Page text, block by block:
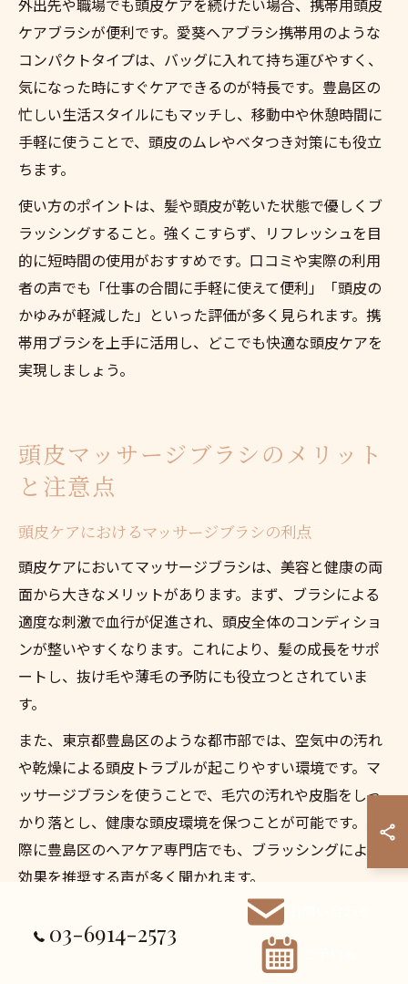
ケアブラシが便利です。愛葵ヘアブラシ携帯用のような
コンパクトタイプは、バッグに入れて持ち運びやすく、
気になった時にすぐケアできるのが特長です。豊島区の
忙しい生活スタイルにもマッチし、移動中や休憩時間に
手軽に使うことで、頭皮のムレやベタつき対策にも役立
ちます。
使い方のポイントは、髪や頭皮が乾いた状態で優しくブ
ラッシングすること。強くこすらず、リフレッシュを目
的に短時間の使用がおすすめです。口コミや実際の利用
者の声でも「仕事の合間に手軽に使えて便利」「頭皮の
かゆみが軽減した」といった評価が多く見られます。携
帯用ブラシを上手に活用し、どこでも快適な頭皮ケアを
実現しましょう。
頭皮マッサージブラシのメリット
と注意点
頭皮ケアにおけるマッサージブラシの利点
頭皮ケアにおいてマッサージブラシは、美容と健康の両
面から大きなメリットがあります。まず、ブラシによる
適度な刺激で血行が促進され、頭皮全体のコンディショ
ンが整いやすくなります。これにより、髪の成長をサポ
ートし、抜け毛や薄毛の予防にも役立つとされていま
す。
また、東京都豊島区のような都市部では、空気中の汚れ
や乾燥による頭皮トラブルが起こりやすい環境です。マ
ッサージブラシを使うことで、毛穴の汚れや皮脂をしっ
かり落とし、健康な頭皮環境を保つことが可能です。実
際に豊島区のヘアケア専門店でも、ブラッシングによる
効果を推奨する声が多く聞かれます。
使用する際は、毎日のシャンプー前やお風呂上がりに軽
くマッサージするだけでも十分な効果が期待できます。
頭皮ケアブラシは、年齢や性別を問わず幅広い方におす
03-6914-2573